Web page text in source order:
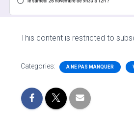
This content is restricted to
Categories: A NE PAS MANQUER